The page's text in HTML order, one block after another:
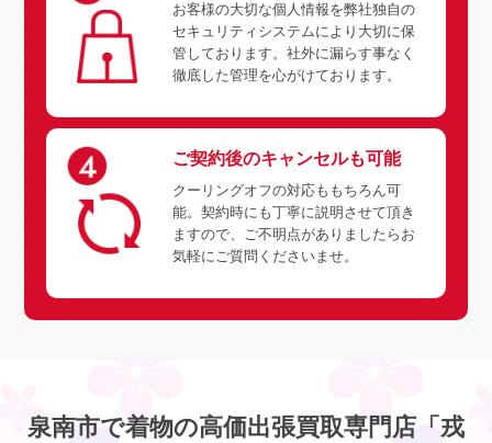
お客様の大切な個人情報を弊社独自の
セキュリティシステムにより大切に保
管しております。社外に漏らす事なく
徹底した管理を心がけております。
ご契約後のキャンセルも可能
クーリングオフの対応ももちろん可
能。契約時にも丁寧に説明させて頂き
ますので、ご不明点がありましたらお
気軽にご質問くださいませ。
泉南市で着物の高価出張買取専門店「戎